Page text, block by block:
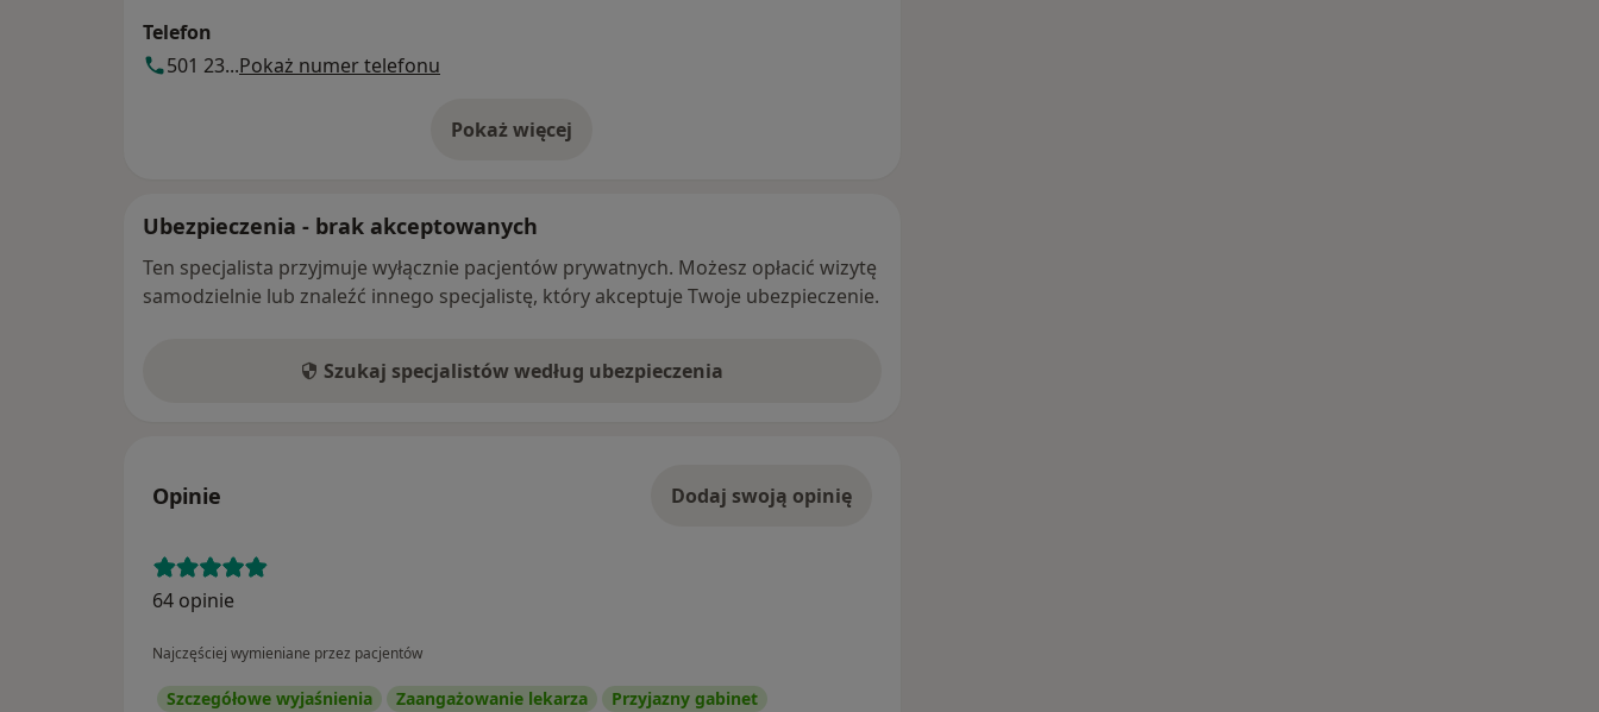
Telefon
501 23...Pokaż numer telefonu
Pokaż więcej
o adresie
Ubezpieczenia - brak akceptowanych
Ten specjalista przyjmuje wyłącznie pacjentów prywatnych. Możesz opłacić wizytę
samodzielnie lub znaleźć innego specjalistę, który akceptuje Twoje ubezpieczenie.
Szukaj specjalistów według ubezpieczenia
Opinie Dodaj swoją opinię
64 opinie
Najczęściej wymieniane przez pacjentów
Szczegółowe wyjaśnienia Zaangażowanie lekarza Przyjazny gabinet